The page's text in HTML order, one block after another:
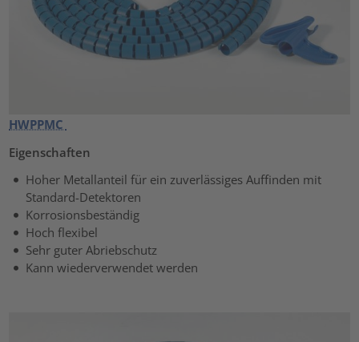
HWPPMC
Eigenschaften
Hoher Metallanteil für ein zuverlässiges Auffinden mit
Standard-Detektoren
Korrosionsbeständig
Hoch flexibel
Sehr guter Abriebschutz
Kann wiederverwendet werden